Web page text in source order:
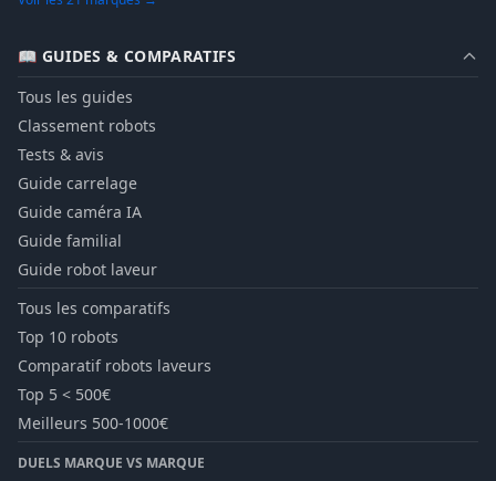
📖 GUIDES & COMPARATIFS
Tous les guides
Classement robots
Tests & avis
Guide carrelage
Guide caméra IA
Guide familial
Guide robot laveur
Tous les comparatifs
Top 10 robots
Comparatif robots laveurs
Top 5 < 500€
Meilleurs 500-1000€
DUELS MARQUE VS MARQUE